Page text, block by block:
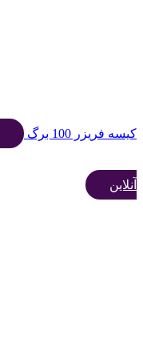
کیسه فریزر 100 برگ
آنلاین